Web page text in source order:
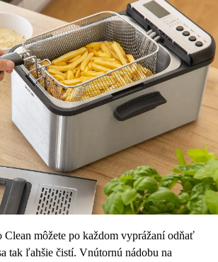
môžete po každom vyprážaní odňať
tak ľahšie čistí. Vnútornú nádobu na